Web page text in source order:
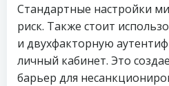
Стандартные настройки
риск. Также стоит
и двухфакторную
личный кабинет. Это
барьер для